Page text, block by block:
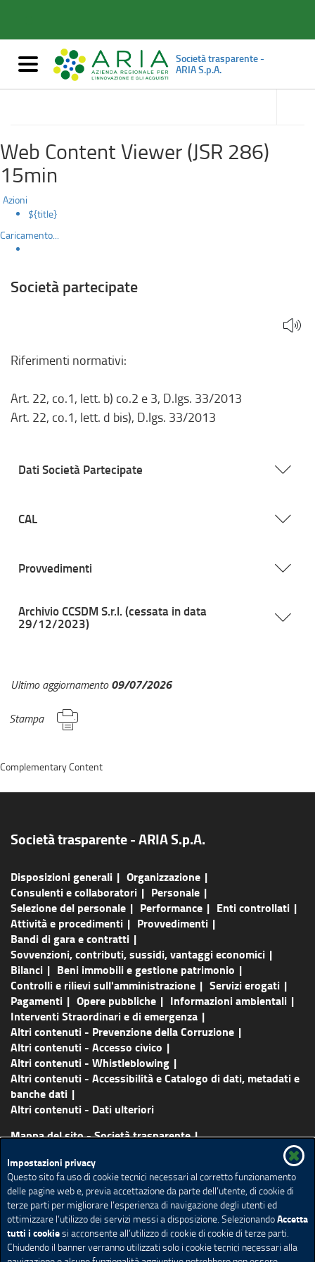
partecipate
Mostra/nascondi
navigazione
Società trasparente -
ARIA S.p.A.
accedi
Web Content Viewer (JSR 286)
15min
Azioni
${title}
Caricamento...
Società partecipate
Riferimenti normativi:
Art. 22, co.1, lett. b) co.2 e 3, D.lgs. 33/2013
Art. 22, co.1, lett. d bis), D.lgs. 33/2013
Dati Società Partecipate
CAL
Provvedimenti
Archivio CCSDM S.r.l. (cessata in data
29/12/2023)
Ultimo aggiornamento09/07/2026
Stampa
Impostazioni privacy
Questo sito fa uso di cookie tecnici necessari al corretto funzionamento
delle pagine web e, previa accettazione da parte dell’utente, di cookie di
terze parti per migliorare l’esperienza di navigazione degli utenti ed
ottimizzare l’utilizzo dei servizi messi a disposizione. SelezionandoAccetta
tutti i cookiesi acconsente all’utilizzo di cookie di cookie di terze parti.
Chiudendo il banner verranno utilizzati solo i cookie tecnici necessari alla
Società trasparente - ARIA S.p.A.
Disposizioni generali
Organizzazione
Consulenti e collaboratori
Personale
Selezione del personale
Performance
Enti controllati
Attività e procedimenti
Provvedimenti
Bandi di gara e contratti
Sovvenzioni, contributi, sussidi, vantaggi economici
Bilanci
Beni immobili e gestione patrimonio
Controlli e rilievi sull'amministrazione
Servizi erogati
Pagamenti
Opere pubbliche
Informazioni ambientali
Interventi Straordinari e di emergenza
Altri contenuti - Prevenzione della Corruzione
Altri contenuti - Accesso civico
Altri contenuti - Whistleblowing
Altri contenuti - Accessibilità e Catalogo di dati, metadati e
banche dati
Altri contenuti - Dati ulteriori
Mappa del sito - Società trasparente
Contatti
About us
Credits
Note legali Accessibilità
Cookie policy
Social media policy
Impostazione Cookie
Complementary Content